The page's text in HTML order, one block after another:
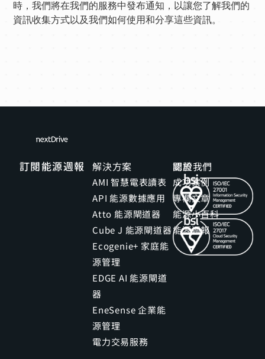
時，我們將在我們的服務中發布通知，以讓您了解我們的
資訊收集方式以及我們如何使用和分享這些資訊。
訂閱能源週報 解決方案
AMI 智慧電表讀表
API 能源數據應用
Atto 能源閘道器
Cube J 能源閘道器
Ecogenie+ 家庭能
源管理
EDGE AI 能源閘道
器
EneSense 企業能
源管理
電力交易服務
關於我們
成功案例
專欄文章
能源小百科
能源週報
認證